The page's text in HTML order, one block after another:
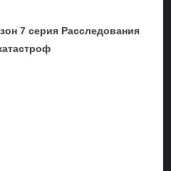
7 серия Расследования